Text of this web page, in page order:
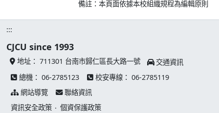
備註：本頁面依據本校組織規程為編輯原則
:::
CJCU since 1993
地址： 711301 台南市歸仁區長大路一號
交通資訊
總機： 06-2785123 校安專線： 06-2785119
網站導覽
聯絡資訊
資訊安全政策 ‧ 個資保護政策